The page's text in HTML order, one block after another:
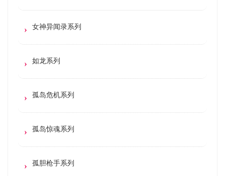
女神异闻录系列
如龙系列
孤岛危机系列
孤岛惊魂系列
孤胆枪手系列